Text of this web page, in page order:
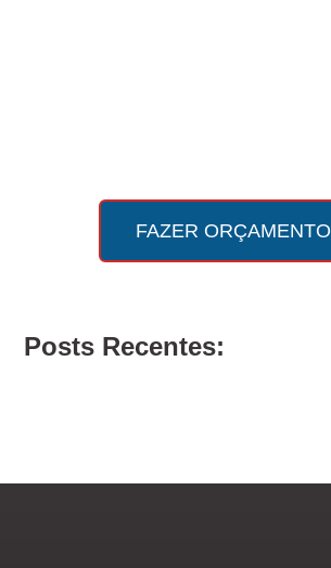
FAZER ORÇAMENTO
Posts Recentes: